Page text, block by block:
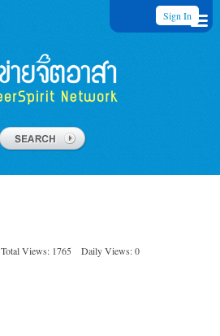
Sign In
Total Views: 1765
Daily Views: 0